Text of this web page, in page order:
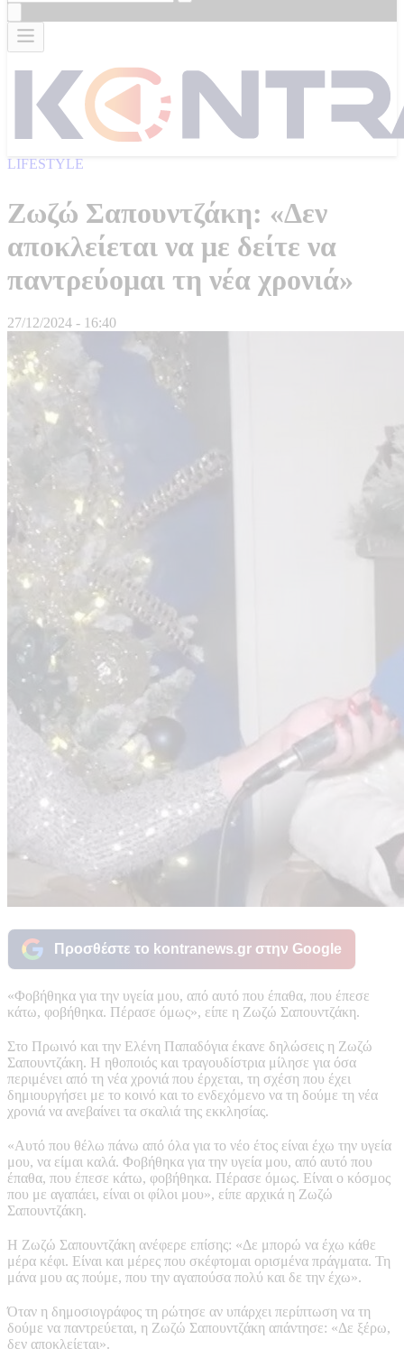
LIFESTYLE
Ζωζώ Σαπουντζάκη: «Δεν
αποκλείεται να με δείτε να
παντρεύομαι τη νέα χρονιά»
27/12/2024 - 16:40
Προσθέστε το kontranews.gr στην Google
«Φοβήθηκα για την υγεία μου, από αυτό που έπαθα, που έπεσε
κάτω, φοβήθηκα. Πέρασε όμως», είπε η Ζωζώ Σαπουντζάκη.
Στο Πρωινό και την Ελένη Παπαδόγια έκανε δηλώσεις η Ζωζώ
Σαπουντζάκη. Η ηθοποιός και τραγουδίστρια μίλησε για όσα
περιμένει από τη νέα χρονιά που έρχεται, τη σχέση που έχει
δημιουργήσει με το κοινό και το ενδεχόμενο να τη δούμε τη νέα
χρονιά να ανεβαίνει τα σκαλιά της εκκλησίας.
«Αυτό που θέλω πάνω από όλα για το νέο έτος είναι έχω την υγεία
μου, να είμαι καλά. Φοβήθηκα για την υγεία μου, από αυτό που
έπαθα, που έπεσε κάτω, φοβήθηκα. Πέρασε όμως. Είναι ο κόσμος
που με αγαπάει, είναι οι φίλοι μου», είπε αρχικά η Ζωζώ
Σαπουντζάκη.
Η Ζωζώ Σαπουντζάκη ανέφερε επίσης: «Δε μπορώ να έχω κάθε
μέρα κέφι. Είναι και μέρες που σκέφτομαι ορισμένα πράγματα. Τη
μάνα μου ας πούμε, που την αγαπούσα πολύ και δε την έχω».
Όταν η δημοσιογράφος τη ρώτησε αν υπάρχει περίπτωση να τη
δούμε να παντρεύεται, η Ζωζώ Σαπουντζάκη απάντησε: «Δε ξέρω,
δεν αποκλείεται».